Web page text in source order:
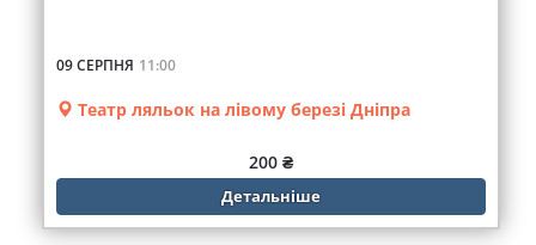
09 СЕРПНЯ 11:00
Театр ляльок на лівому березі Дніпра
200 ₴
Детальніше